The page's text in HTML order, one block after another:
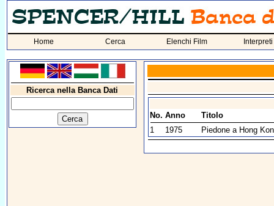
Home Cerca Elenchi Film Interpreti
Ricerca nella Banca Dati
No. Anno
Titolo
1
1975 Piedone a Hong